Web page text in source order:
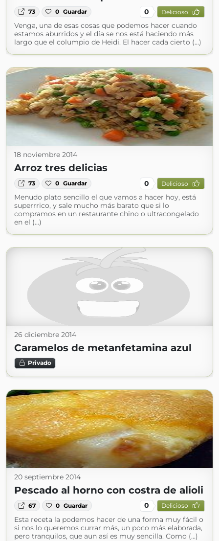
73 0 Guardar 0 Delicioso
Venga, una de esas cosas que podemos hacer cuando
estamos aburridos y el día se nos está haciendo más
largo que el columpio de Heidi. El hacer cada cierto (...)
18 noviembre 2014
Arroz tres delicias
73 0 Guardar 0 Delicioso
Menudo plato sencillo el que vamos a hacer hoy, está
superrrico, y sale mucho más barato que si lo
compramos en un restaurante chino o ultracongelado
en el (...)
26 diciembre 2014
Caramelos de metanfetamina azul
Privado
20 septiembre 2014
Pescado al horno con costra de alioli
67 0 Guardar 0 Delicioso
Esta receta la podemos hacer de una forma muy fácil o
si nos lo queremos currar más, un poco más elaborada,
pero tranquilos, que aun así es muy sencilla. Como (...)